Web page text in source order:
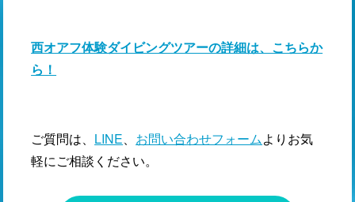
西オアフ体験ダイビングツアーの詳細は、こちらか
ら！
ご質問は、 LINE、 お問い合わせフォームよりお気
軽にご相談ください。